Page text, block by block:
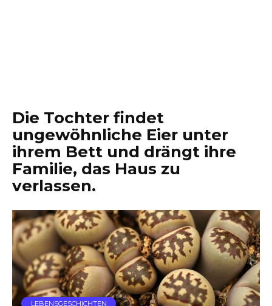
Die Tochter findet
ungewöhnliche Eier unter
ihrem Bett und drängt ihre
Familie, das Haus zu
verlassen.
LEBENSGESCHICHTEN